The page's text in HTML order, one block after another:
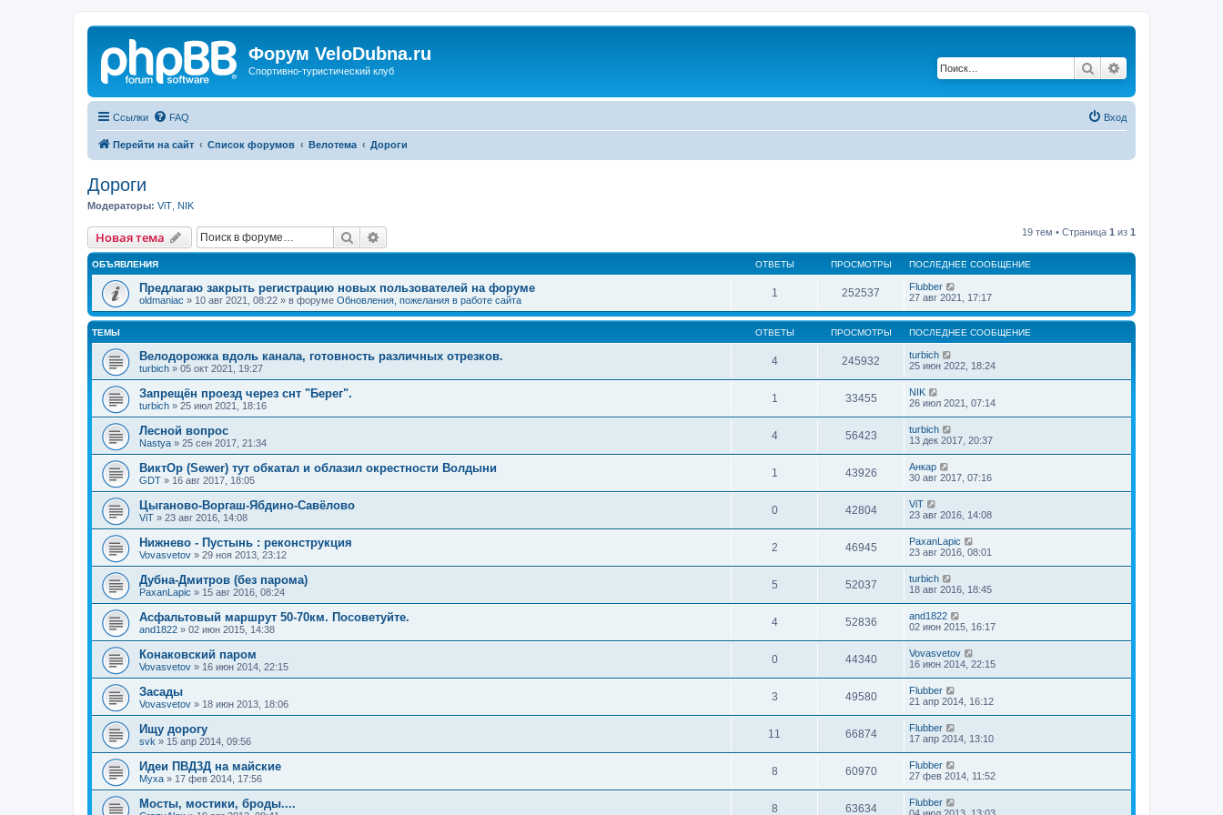
Форум VeloDubna.ru
Спортивно-туристический клуб Поиск
Ссылки FAQ Вход
Перейти на сайт Список форумов Велотема Дороги
Дороги
Модераторы: ViT NIK
Новая тема Поиск 19 тем • Страница 1 из 1
ОБЪЯВЛЕНИЯ ОТВЕТЫ ПРОСМОТРЫ ПОСЛЕДНЕЕ СООБЩЕНИЕ
Предлагаю закрыть регистрацию новых пользователей на форуме
oldmaniac » 10 авг 2021, 08:22 » в форуме Обновления, пожелания в работе сайта
1 252537
Flubber
27 авг 2021, 17:17
ТЕМЫ ОТВЕТЫ ПРОСМОТРЫ ПОСЛЕДНЕЕ СООБЩЕНИЕ
Велодорожка вдоль канала, готовность различных отрезков.
turbich » 05 окт 2021, 19:27
4 245932
turbich
25 июн 2022, 18:24
Запрещён проезд через снт "Берег".
turbich » 25 июл 2021, 18:16
1 33455
NIK
26 июл 2021, 07:14
Лесной вопрос
Nastya » 25 сен 2017, 21:34
4 56423
turbich
13 дек 2017, 20:37
ВиктОр (Sewer) тут обкатал и облазил окрестности Волдыни
GDT » 16 авг 2017, 18:05
1 43926
Анкар
30 авг 2017, 07:16
Цыганово-Воргаш-Ябдино-Савёлово
ViT » 23 авг 2016, 14:08
0 42804
ViT
23 авг 2016, 14:08
Нижнево - Пустынь : реконструкция
Vovasvetov » 29 ноя 2013, 23:12
2 46945
PaxanLapic
23 авг 2016, 08:01
Дубна-Дмитров (без парома)
PaxanLapic » 15 авг 2016, 08:24
5 52037
turbich
18 авг 2016, 18:45
Асфальтовый маршрут 50-70км. Посоветуйте.
and1822 » 02 июн 2015, 14:38
4 52836
and1822
02 июн 2015, 16:17
Конаковский паром
Vovasvetov » 16 июн 2014, 22:15
0 44340
Vovasvetov
16 июн 2014, 22:15
Засады
Vovasvetov » 18 июн 2013, 18:06
3 49580
Flubber
21 апр 2014, 16:12
Ищу дорогу
svk » 15 апр 2014, 09:56
11 66874
Flubber
17 апр 2014, 13:10
Идеи ПВД3Д на майские
Myxa » 17 фев 2014, 17:56
8 60970
Flubber
27 фев 2014, 11:52
Мосты, мостики, броды.... 8 63634
Flubber